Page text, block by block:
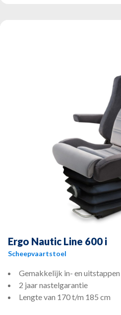
Ergo Nautic Line 600 i
Scheepvaartstoel
Gemakkelijk in- en uitstappen
2 jaar nastelgarantie
Lengte van 170 t/m 185 cm